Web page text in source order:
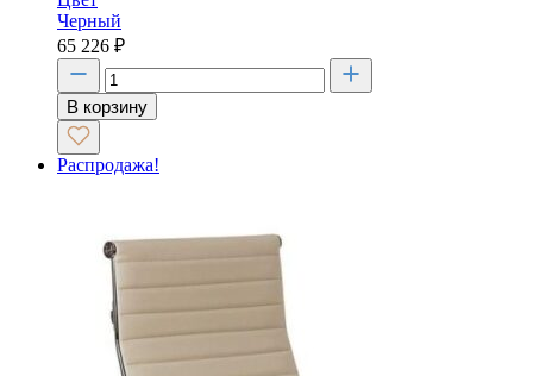
Черный
65 226 ₽
В корзину
Распродажа!